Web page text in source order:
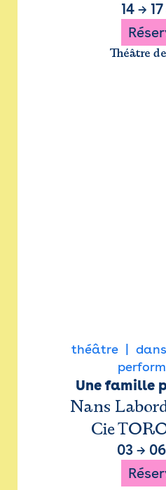
14 →
Théâtre
théâtre
Une famille
Nans
Cie
03 →